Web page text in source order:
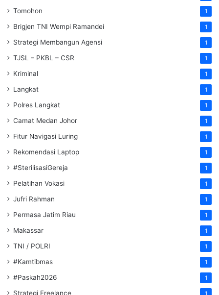
Tomohon 1
Brigjen TNI Wempi Ramandei 1
Strategi Membangun Agensi 1
TJSL – PKBL – CSR 1
Kriminal 1
Langkat 1
Polres Langkat 1
Camat Medan Johor 1
Fitur Navigasi Luring 1
Rekomendasi Laptop 1
#SterilisasiGereja 1
Pelatihan Vokasi 1
Jufri Rahman 1
Permasa Jatim Riau 1
Makassar 1
TNI / POLRI 1
#Kamtibmas 1
#Paskah2026 1
Strategi Freelance 1